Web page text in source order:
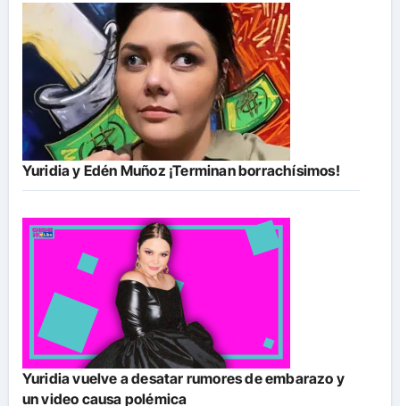
Yuridia y Edén Muñoz ¡Terminan borrachísimos!
Yuridia vuelve a desatar rumores de embarazo y
un video causa polémica